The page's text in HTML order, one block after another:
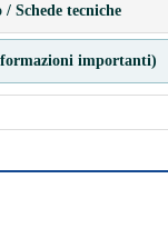
Schede tecniche
importanti)